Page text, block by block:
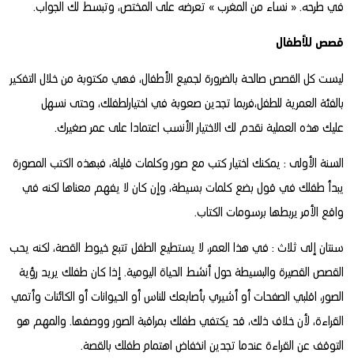
في طرحه. « نساء من المغرب » تعرضه على المختص، وتبسط لك الجواب.
قصص للأطفال
ليست كل القصص صالحة بالضرورة لجميع الأطفال، فهي مكتوبة من خلال التفكير
بالفئة العمرية للطفل،فربما تجدين صعوبة في اختيارلطفلك، وحتى نسهل
عليك هذه العملية نقدم لك الاختيار الأنسب اعتمادا على عمر صغيرك.
السنة الأولى : يمكنك اختيار كتب مع صور وكلمات قليلة، فبهذه الكتب المصورة
يبدأ طفلك في قول بضع كلمات بسيطة، وإن كان لا يفهم معناها لكنه في
واقع الأمر يربطها برسومات الكتاب.
سنتان إلى ثلاث : في هذا العمر، لا يستطيع الطفل تتبع خيوط القصة، لكنه يحب
القصص القصيرة والبسيطة حول أنشط الحياة اليومية. إذا كان طفلك يريد رؤية
الصور، اقلبي الصفحات أو أشيري بأصابعك للناس أو الحيوانات أو الكائنات وأتمي
القراءة، لأن خلاف ذلك، قد يكتفي طفلك بمراقبة الصور ووصفها. والمهم هو
التوقف عن القراءة عندما تجدين انخفاض اهتمام طفلك بالقصة.